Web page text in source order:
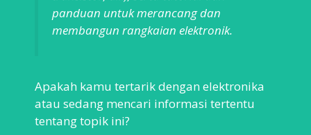
panduan untuk merancang dan
membangun rangkaian elektronik.
Apakah kamu tertarik dengan elektronika
atau sedang mencari informasi tertentu
tentang topik ini?